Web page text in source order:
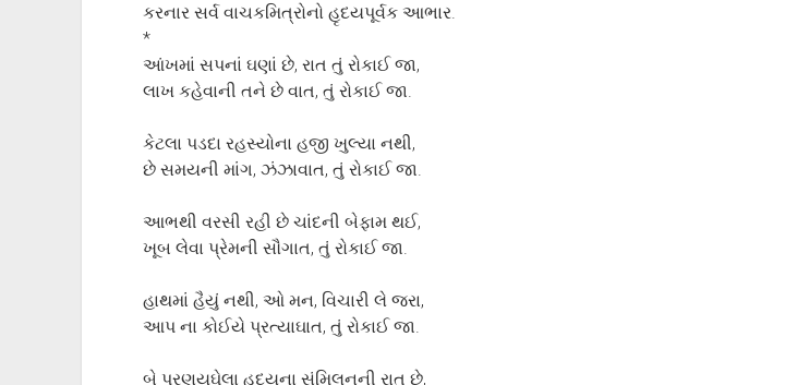
કરનાર સર્વ વાચકમિત્રોનો હૃદયપૂર્વક આભાર.
*
આંખમાં સપનાં ઘણાં છે, રાત તું રોકાઈ જા,
લાખ કહેવાની તને છે વાત, તું રોકાઈ જા.
કેટલા પડદા રહસ્યોના હજી ખુલ્યા નથી,
છે સમયની માંગ, ઝંઝાવાત, તું રોકાઈ જા.
આભથી વરસી રહી છે ચાંદની બેફામ થઈ,
ખૂબ લેવા પ્રેમની સૌગાત, તું રોકાઈ જા.
હાથમાં હૈયું નથી, ઓ મન, વિચારી લે જરા,
આપ ના કોઈયે પ્રત્યાઘાત, તું રોકાઈ જા.
બે પ્રણયઘેલા હૃદયના સંમિલનની રાત છે,